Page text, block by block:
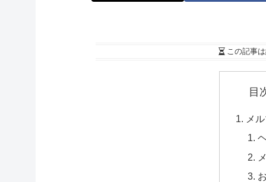
この記事は
目
メ